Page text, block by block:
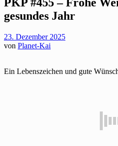
gesundes Jahr
23. Dezember 2025
von Planet-Kai
Ein Lebenszeichen und gute